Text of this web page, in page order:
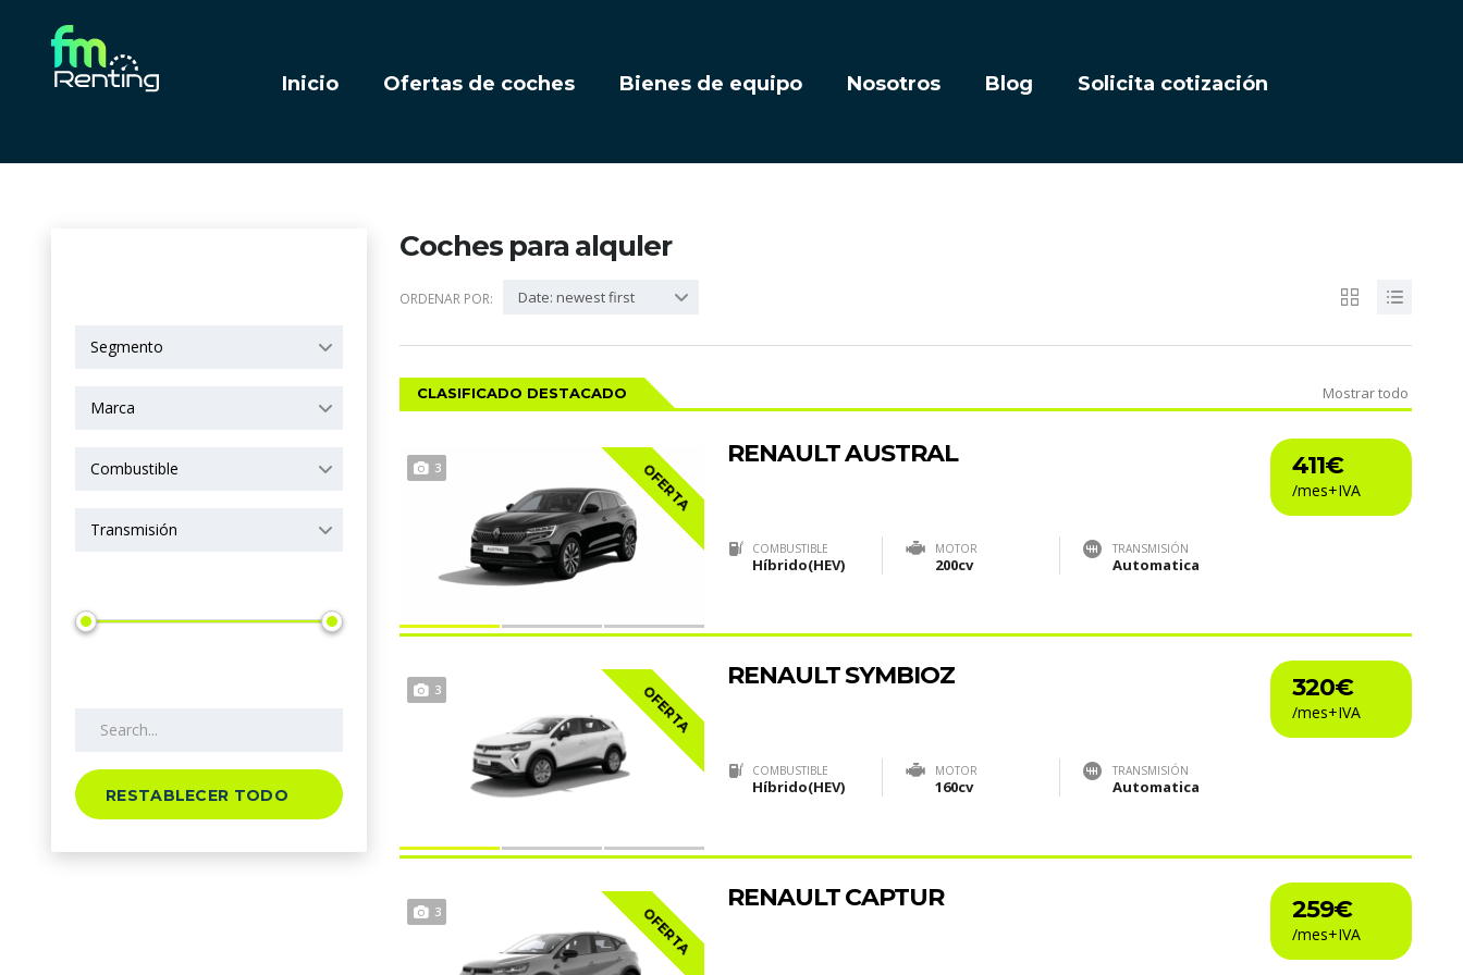
Inicio Ofertas de coches Bienes de equipo Nosotros Blog Solicita cotización
Segmento
Marca
Combustible
Transmisión
RESTABLECER TODO
Coches para alquler
ORDENAR POR: Date: newest first
CLASIFICADO DESTACADO Mostrar todo
3 OFERTA 411€
RENAULT AUSTRAL
COMBUSTIBLE
Híbrido(HEV)
MOTOR
200cv
TRANSMISIÓN
Automatica
3 OFERTA 320€
RENAULT SYMBIOZ
COMBUSTIBLE
Híbrido(HEV)
MOTOR
160cv
TRANSMISIÓN
Automatica
3 OFERTA 259€
RENAULT CAPTUR